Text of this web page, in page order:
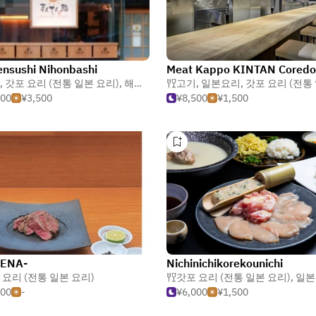
Nihonbashi
, 갓포 요리 (전통 일본 요리), 해산물
¥3,500
고기, 일본요리, 갓포 요리 (전통 일
¥8,500
¥1,500
리
리 (전통 일본 요리)
-
Nichinichikorekounichi
갓포 요리 (전통 일본 요리), 일
¥6,000
¥1,500